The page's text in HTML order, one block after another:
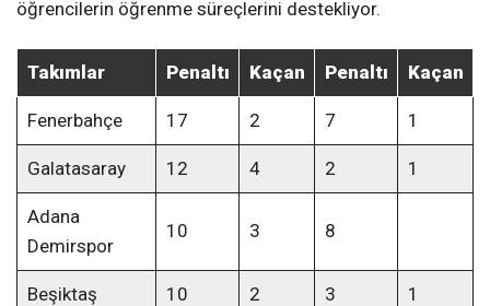
öğrencilerin öğrenme süreçlerini destekliyor.
Takımlar Penaltı Kaçan Penaltı Kaçan
Fenerbahçe 17 2 7 1
Galatasaray 12 4 2 1
Adana
Demirspor
10 3 8
Beşiktaş 10 2 3 1